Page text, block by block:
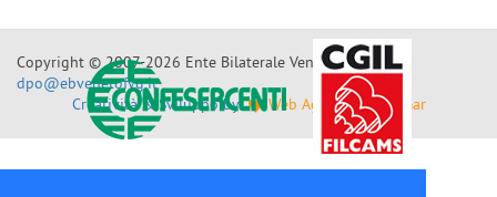
Enti Bilaterali Nazionali
Copyright © 2007-2026 Ente Bilaterale Veneto F.V.G.
dpo@ebvenetofvg.it
Creatività & Sviluppo by
Web Agency by Telemar